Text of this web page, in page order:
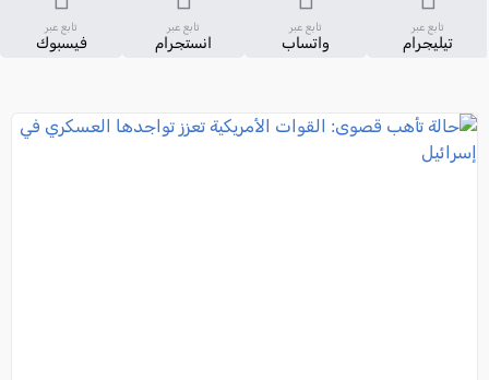
تابع عبر
تيليجرام
تابع عبر
واتساب
تابع عبر
انستجرام
تابع عبر
فيسبوك